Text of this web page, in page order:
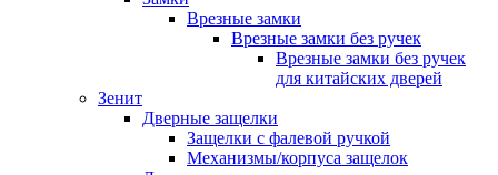
Врезные замки
Врезные замки без ручек
Врезные замки без ручек
для китайских дверей
Зенит
Дверные защелки
Защелки с фалевой ручкой
Механизмы/корпуса защелок